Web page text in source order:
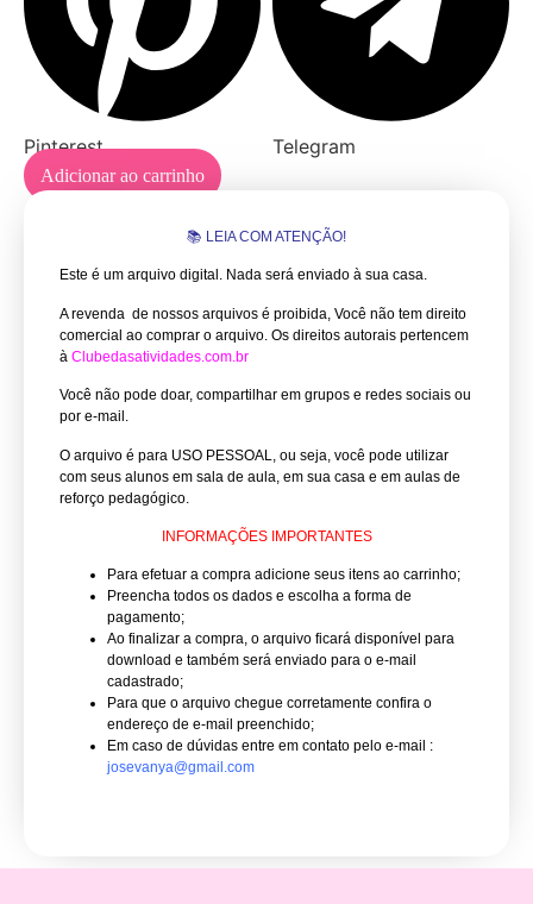
Pinterest Telegram
Adicionar ao carrinho
📚 LEIA COM ATENÇÃO!
Este é um arquivo digital. Nada será enviado à sua casa.
A revenda de nossos arquivos é proibida, Você não tem direito
comercial ao comprar o arquivo. Os direitos autorais pertencem
à Clubedasatividades.com.br
Você não pode doar, compartilhar em grupos e redes sociais ou
por e-mail.
O arquivo é para USO PESSOAL, ou seja, você pode utilizar
com seus alunos em sala de aula, em sua casa e em aulas de
reforço pedagógico.
INFORMAÇÕES IMPORTANTES
Para efetuar a compra adicione seus itens ao carrinho;
Preencha todos os dados e escolha a forma de
pagamento;
Ao finalizar a compra, o arquivo ficará disponível para
download e também será enviado para o e-mail
cadastrado;
Para que o arquivo chegue corretamente confira o
endereço de e-mail preenchido;
Em caso de dúvidas entre em contato pelo e-mail :
josevanya@gmail.com